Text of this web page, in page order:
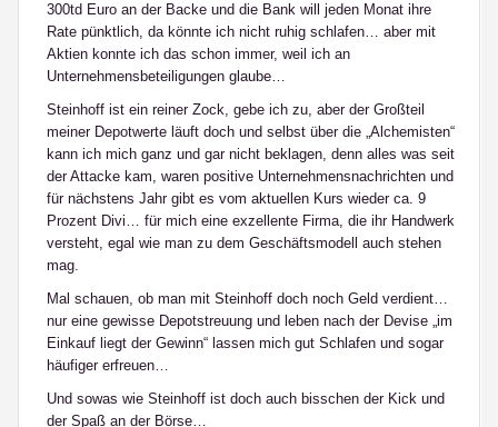
300td Euro an der Backe und die Bank will jeden Monat ihre
Rate pünktlich, da könnte ich nicht ruhig schlafen… aber mit
Aktien konnte ich das schon immer, weil ich an
Unternehmensbeteiligungen glaube…
Steinhoff ist ein reiner Zock, gebe ich zu, aber der Großteil
meiner Depotwerte läuft doch und selbst über die „Alchemisten“
kann ich mich ganz und gar nicht beklagen, denn alles was seit
der Attacke kam, waren positive Unternehmensnachrichten und
für nächstens Jahr gibt es vom aktuellen Kurs wieder ca. 9
Prozent Divi… für mich eine exzellente Firma, die ihr Handwerk
versteht, egal wie man zu dem Geschäftsmodell auch stehen
mag.
Mal schauen, ob man mit Steinhoff doch noch Geld verdient…
nur eine gewisse Depotstreuung und leben nach der Devise „im
Einkauf liegt der Gewinn“ lassen mich gut Schlafen und sogar
häufiger erfreuen…
Und sowas wie Steinhoff ist doch auch bisschen der Kick und
der Spaß an der Börse…